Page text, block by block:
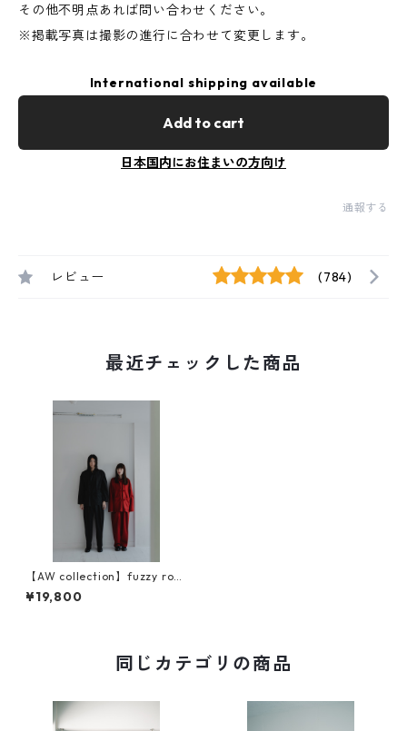
その他不明点あれば問い合わせください。
※掲載写真は撮影の進行に合わせて変更します。
International shipping available
Add to cart
日本国内にお住まいの方向け
通報する
レビュー (784)
最近チェックした商品
【AW collection】fuzzy rop
e jacket『曖昧な上着』
¥19,800
同じカテゴリの商品